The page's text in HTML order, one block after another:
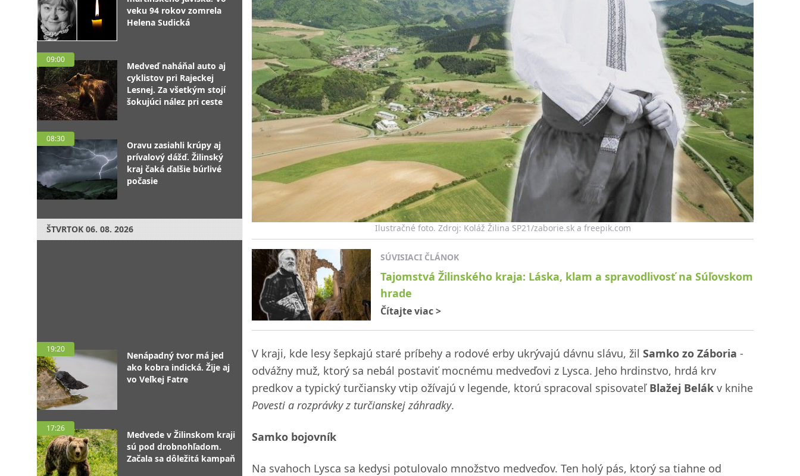
veku 94 rokov zomrela
Helena Sudická
09:00
Medveď naháňal auto aj
cyklistov pri Rajeckej
Lesnej. Za všetkým stojí
šokujúci nález pri ceste
08:30
Oravu zasiahli krúpy aj
prívalový dážď. Žilinský
kraj čaká ďalšie búrlivé
počasie
ŠTVRTOK 06. 08. 2026
19:20
Nenápadný tvor má jed
ako kobra indická. Žije aj
vo Veľkej Fatre
17:26
Medvede v Žilinskom kraji
sú pod drobnohľadom.
Začala sa dôležitá kampaň
Ilustračné foto. Zdroj: Koláž Žilina SP21/zaborie.sk a freepik.com
SÚVISIACI ČLÁNOK
Tajomstvá Žilinského kraja: Láska, klam a spravodlivosť na Súľovskom
hrade
Čítajte viac>
V kraji, kde lesy šepkajú staré príbehy a rodové erby ukrývajú dávnu slávu, žil Samko zo Záboria -
odvážny muž, ktorý sa nebál postaviť mocnému medveďovi z Lysca. Jeho hrdinstvo, hrdá krv
predkov a typický turčiansky vtip ožívajú v legende, ktorú spracoval spisovateľ Blažej Belák v knihe
Povesti a rozprávky z turčianskej záhradky.
Samko bojovník
Na svahoch Lysca sa kedysi potulovalo množstvo medveďov. Ten holý pás, ktorý sa tiahne od